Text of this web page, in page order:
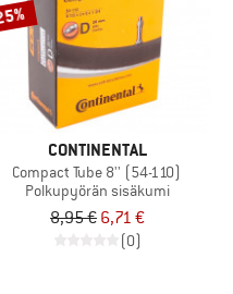
CONTINENTAL
Compact Tube 8'' (54-110)
Polkupyörän sisäkumi
8,95 € 6,71 €
(0)